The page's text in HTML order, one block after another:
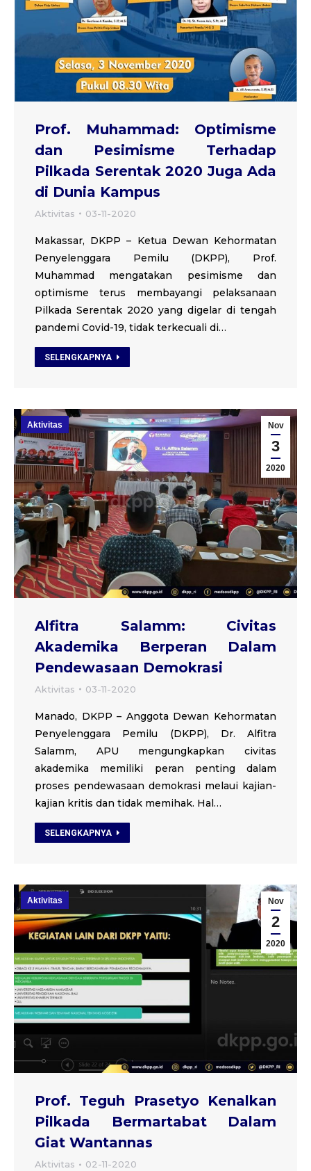
Prof. Muhammad: Optimisme
dan Pesimisme Terhadap
Pilkada Serentak 2020 Juga Ada
di Dunia Kampus
Aktivitas 03-11-2020
Makassar, DKPP – Ketua Dewan Kehormatan
Penyelenggara Pemilu (DKPP), Prof.
Muhammad mengatakan pesimisme dan
optimisme terus membayangi pelaksanaan
Pilkada Serentak 2020 yang digelar di tengah
pandemi Covid-19, tidak terkecuali di…
SELENGKAPNYA
Nov
3
2020
Aktivitas
Alfitra Salamm: Civitas
Akademika Berperan Dalam
Pendewasaan Demokrasi
Aktivitas 03-11-2020
Manado, DKPP – Anggota Dewan Kehormatan
Penyelenggara Pemilu (DKPP), Dr. Alfitra
Salamm, APU mengungkapkan civitas
akademika memiliki peran penting dalam
proses pendewasaan demokrasi melaui kajian-
kajian kritis dan tidak memihak. Hal…
SELENGKAPNYA
Nov
2
2020
Aktivitas
Prof. Teguh Prasetyo Kenalkan
Pilkada Bermartabat Dalam
Giat Wantannas
Aktivitas 02-11-2020